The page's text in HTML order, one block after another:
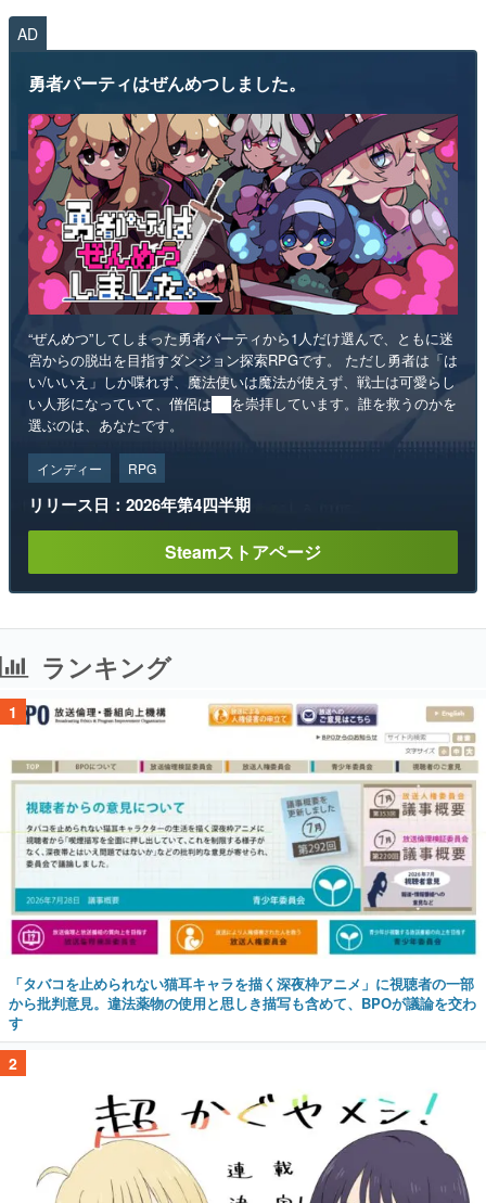
AD
勇者パーティはぜんめつしました。
“ぜんめつ”してしまった勇者パーティから1人だけ選んで、ともに迷
宮からの脱出を目指すダンジョン探索RPGです。 ただし勇者は「は
い/いいえ」しか喋れず、魔法使いは魔法が使えず、戦士は可愛らし
い人形になっていて、僧侶は██を崇拝しています。誰を救うのかを
選ぶのは、あなたです。
インディー RPG
リリース日：2026年第4四半期
Steamストアページ
ランキング
1
「タバコを止められない猫耳キャラを描く深夜枠アニメ」に視聴者の一部
から批判意見。違法薬物の使用と思しき描写も含めて、BPOが議論を交わ
す
2